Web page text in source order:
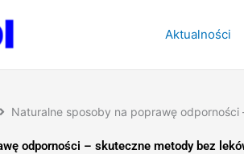
Aktualności
Naturalne sposoby na poprawę
odporności – skuteczne metody bez